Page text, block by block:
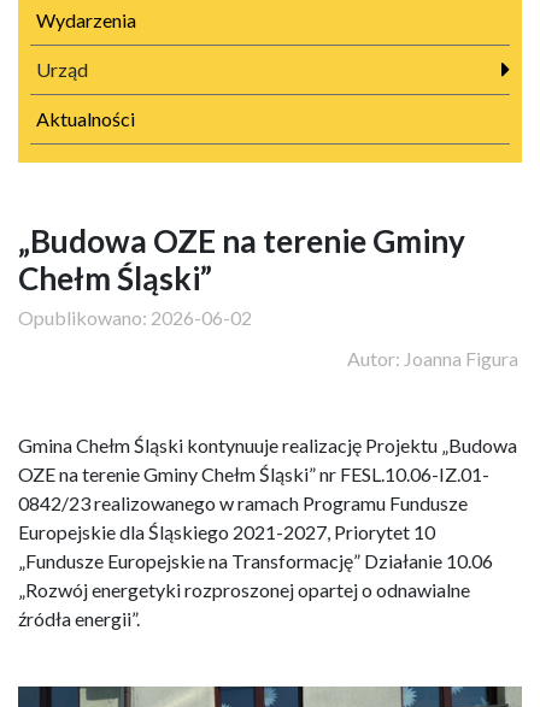
Wydarzenia
Urząd
Aktualności
„Budowa OZE na terenie Gminy
Chełm Śląski”
Opublikowano: 2026-06-02
Autor: Joanna Figura
Gmina Chełm Śląski kontynuuje realizację Projektu „Budowa
OZE na terenie Gminy Chełm Śląski” nr FESL.10.06-IZ.01-
0842/23 realizowanego w ramach Programu Fundusze
Europejskie dla Śląskiego 2021-2027, Priorytet 10
„Fundusze Europejskie na Transformację” Działanie 10.06
„Rozwój energetyki rozproszonej opartej o odnawialne
źródła energii”.